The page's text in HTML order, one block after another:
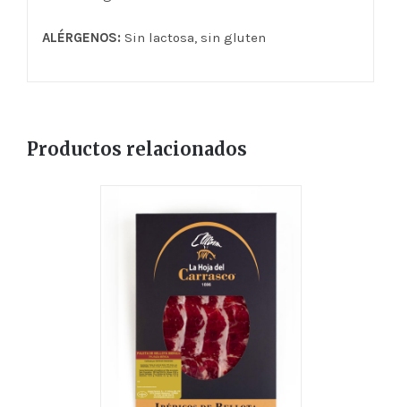
ALÉRGENOS: Sin lactosa, sin gluten
Productos relacionados